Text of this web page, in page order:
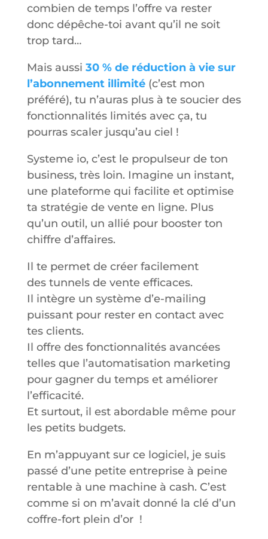
combien de temps l’offre va rester
donc dépêche-toi avant qu’il ne soit
trop tard…
Mais aussi 30 % de réduction à vie sur
l’abonnement illimité(c’est mon
préféré), tu n’auras plus à te soucier des
fonctionnalités limités avec ça, tu
pourras scaler jusqu’au ciel !
Systeme io, c’est le propulseur de ton
business, très loin. Imagine un instant,
une plateforme qui facilite et optimise
ta stratégie de vente en ligne. Plus
qu’un outil, un allié pour booster ton
chiffre d’affaires.
Il te permet de créer facilement
des tunnels de vente efficaces.
Il intègre un système d’e-mailing
puissant pour rester en contact avec
tes clients.
Il offre des fonctionnalités avancées
telles que l’automatisation marketing
pour gagner du temps et améliorer
l’efficacité.
Et surtout, il est abordable même pour
les petits budgets.
En m’appuyant sur ce logiciel, je suis
passé d’une petite entreprise à peine
rentable à une machine à cash. C’est
comme si on m’avait donné la clé d’un
coffre-fort plein d’or !